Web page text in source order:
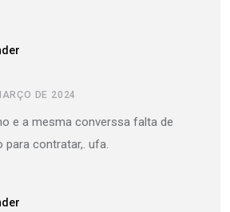
DE 2024
e a mesma converssa falta de
para contratar,. ufa.